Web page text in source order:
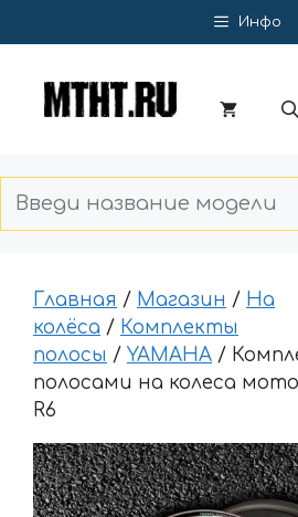
к
Инфо
Главная / Магазин / На
колёса / Комплекты
полосы / YAMAHA /
полосами на колеса
R6